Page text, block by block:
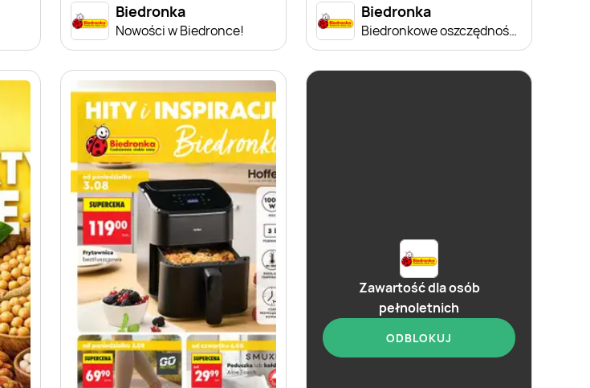
Biedronka
Nowości w Biedronce!
Biedronka
Biedronkowe oszczędności od czwartku
Zawartość dla osób
pełnoletnich
ODBLOKUJ